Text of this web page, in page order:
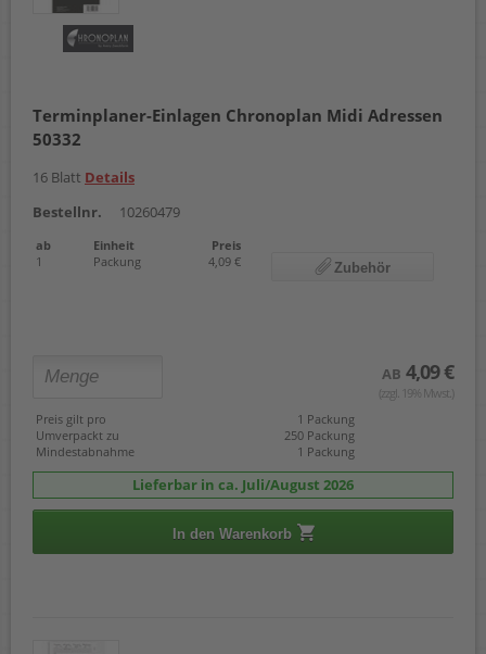
Terminplaner-Einlagen Chronoplan Midi Adressen
50332
16 Blatt Details
Bestellnr.
10260479
ab Einheit
Preis
1
Packung 4,09 € Zubehör
AB 4,09 €
(zzgl. 19% Mwst.)
Preis gilt pro
1 Packung
Umverpackt zu
250 Packung
Mindestabnahme
1 Packung
Lieferbar in ca. Juli/August 2026
In den Warenkorb